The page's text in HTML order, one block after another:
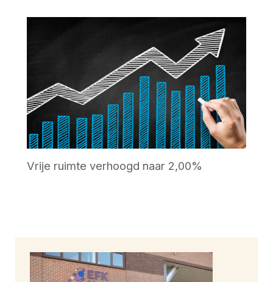
Vrije ruimte verhoogd naar 2,00%